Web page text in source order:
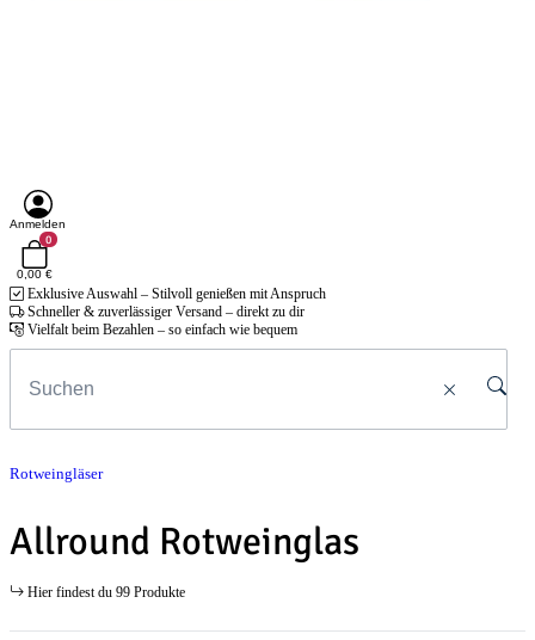
Anmelden
0
0,00 €
Exklusive Auswahl – Stilvoll genießen mit Anspruch
Schneller & zuverlässiger Versand – direkt zu dir
Vielfalt beim Bezahlen – so einfach wie bequem
Rotweingläser
Allround Rotweinglas
Hier findest du 99 Produkte